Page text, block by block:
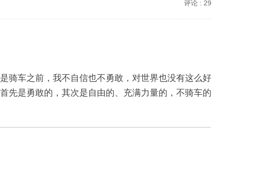
评论 : 29
骑车之前，我不自信也不勇敢，对世界也没有这么好
先是勇敢的，其次是自由的、充满力量的，不骑车的